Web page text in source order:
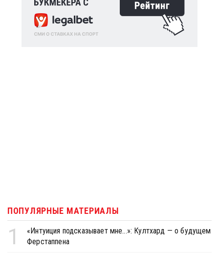
ПОПУЛЯРНЫЕ МАТЕРИАЛЫ
1
«Интуиция подсказывает мне...»: Култхард — о будущем
Ферстаппена